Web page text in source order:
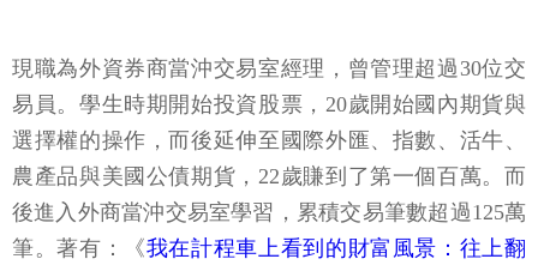
現職為外資券商當沖交易室經理，曾管理超過30位交
易員。學生時期開始投資股票，20歲開始國內期貨與
選擇權的操作，而後延伸至國際外匯、指數、活牛、
農產品與美國公債期貨，22歲賺到了第一個百萬。而
後進入外商當沖交易室學習，累積交易筆數超過125萬
筆。著有：《我在計程車上看到的財富風景：往上翻